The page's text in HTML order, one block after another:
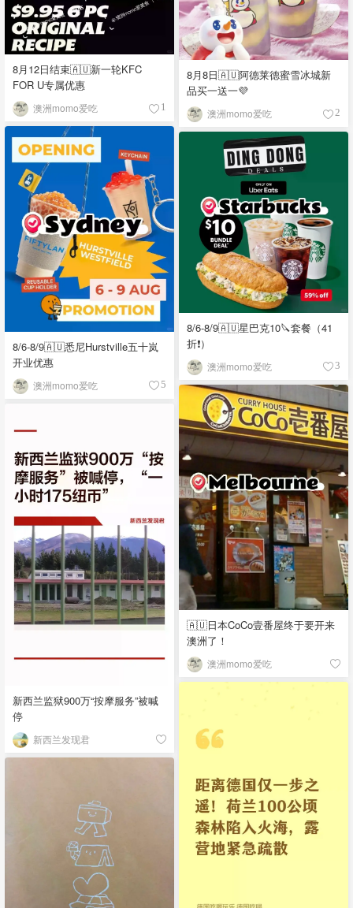
8月12日结束🇦🇺新一轮KFC
FOR U专属优惠
澳洲momo爱吃 1
8月8日🇦🇺阿德莱德蜜雪冰城新
品买一送一💜
澳洲momo爱吃 2
8/6-8/9🇦🇺悉尼Hurstville五十岚
开业优惠
澳洲momo爱吃 5
8/6-8/9🇦🇺星巴克10🔪套餐（41
折❗）
澳洲momo爱吃 3
🇦🇺日本CoCo壹番屋终于要开来
澳洲了！
澳洲momo爱吃
新西兰监狱900万“按摩服务”被喊
停
新西兰发现君